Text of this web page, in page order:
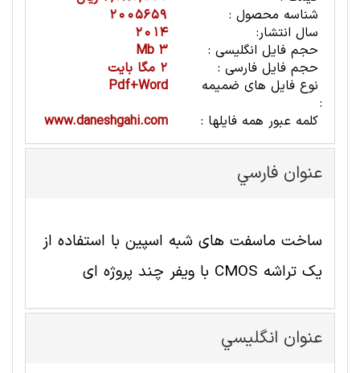
شناسه محصول :
2005659
سال انتشار:
2014
حجم فایل انگلیسی :
3 Mb
حجم فایل فارسی :
2 مگا بایت
نوع فایل های ضمیمه
:
Pdf+Word
کلمه عبور همه فایلها :
www.daneshgahi.com
عنوان فارسي
ساخت ماسفت های شبه اسپین با استفاده از
یک تراشه CMOS با ویفر چند پروژه ای
عنوان انگليسي